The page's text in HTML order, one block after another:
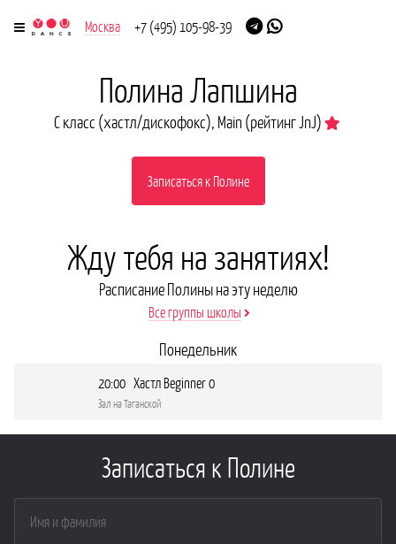
Москва +7 (495) 105-98-39
Полина Лапшина
C класс (хастл/дискофокс), Main (рейтинг JnJ)
Записаться к Полине
Жду тебя на занятиях!
Расписание Полины на эту неделю
Все группы школы
Понедельник
20:00 Хастл Beginner 0
Зал на Таганской
Записаться к Полине